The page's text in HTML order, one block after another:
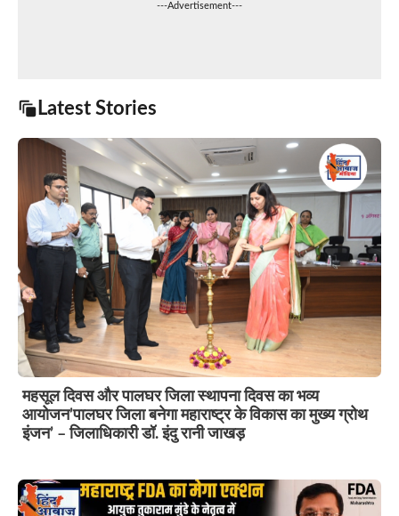
---Advertisement---
Latest Stories
महसूल दिवस और पालघर जिला स्थापना दिवस का भव्य
आयोजन’पालघर जिला बनेगा महाराष्ट्र के विकास का मुख्य ग्रोथ
इंजन’ – जिलाधिकारी डॉ. इंदु रानी जाखड़